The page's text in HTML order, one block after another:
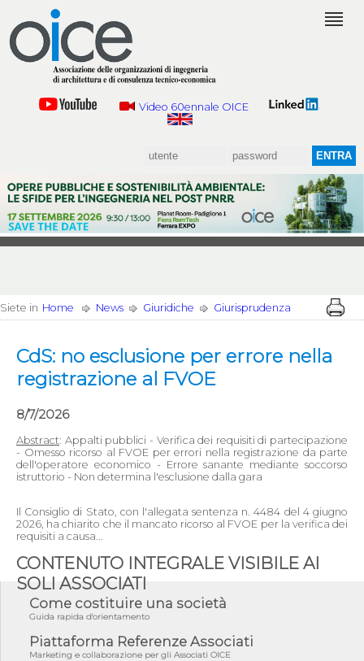
Video 60ennale OICE
Siete in Home News Giuridiche Giurisprudenza
CdS: no esclusione per errore nella
registrazione al FVOE
8/7/2026
Abstract: Appalti pubblici - Verifica dei requisiti di partecipazione
- Omesso ricorso al FVOE per errori nella registrazione da parte
dell'operatore economico - Errore sanante mediante soccorso
istruttorio - Non determina l'esclusione dalla gara
Il Consiglio di Stato, con l'allegata sentenza n. 4484 del 4 giugno
2026, ha chiarito che il mancato ricorso al FVOE per la verifica dei
requisiti a causa...
CONTENUTO INTEGRALE VISIBILE AI
SOLI ASSOCIATI
Come costituire una società
Guida rapida d'orientamento
Piattaforma Referenze Associati
Marketing e collaborazione per gli Associati OICE